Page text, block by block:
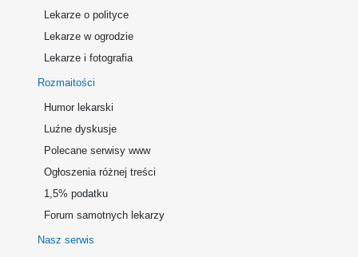
Lekarze o polityce
Lekarze w ogrodzie
Lekarze i fotografia
Rozmaitości
Humor lekarski
Luźne dyskusje
Polecane serwisy www
Ogłoszenia różnej treści
1,5% podatku
Forum samotnych lekarzy
Nasz serwis